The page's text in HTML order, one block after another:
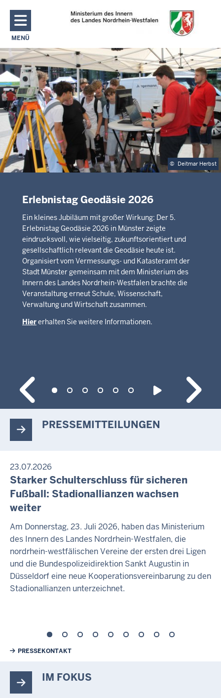
Direkt zum Inhalt
MENÜ
NAVIGATION AKTIVIEREN/DEAKTIVIEREN: MAIN MENU
© Deitmar Herbst
Erlebnistag Geodäsie 2026
Ein kleines Jubiläum mit großer Wirkung: Der 5.
Erlebnistag Geodäsie 2026 in Münster zeigte
eindrucksvoll, wie vielseitig, zukunftsorientiert und
gesellschaftlich relevant die Geodäsie heute ist.
Organisiert vom Vermessungs- und Katasteramt der
Stadt Münster gemeinsam mit dem Ministerium des
Innern des Landes Nordrhein-Westfalen brachte die
Veranstaltung erneut Schule, Wissenschaft,
Verwaltung und Wirtschaft zusammen.
Hiererhalten Sie weitere Informationen.
PRESSEMITTEILUNGEN
23.07.2026
Starker Schulterschluss für sicheren
Fußball: Stadionallianzen wachsen
weiter
Am Donnerstag, 23. Juli 2026, haben das Ministerium
des Innern des Landes Nordrhein-Westfalen, die
nordrhein-westfälischen Vereine der ersten drei Ligen
und die Bundespolizeidirektion Sankt Augustin in
Düsseldorf eine neue Kooperationsvereinbarung zu den
Stadionallianzen unterzeichnet.
Weiterführende Links
PRESSEKONTAKT
IM FOKUS